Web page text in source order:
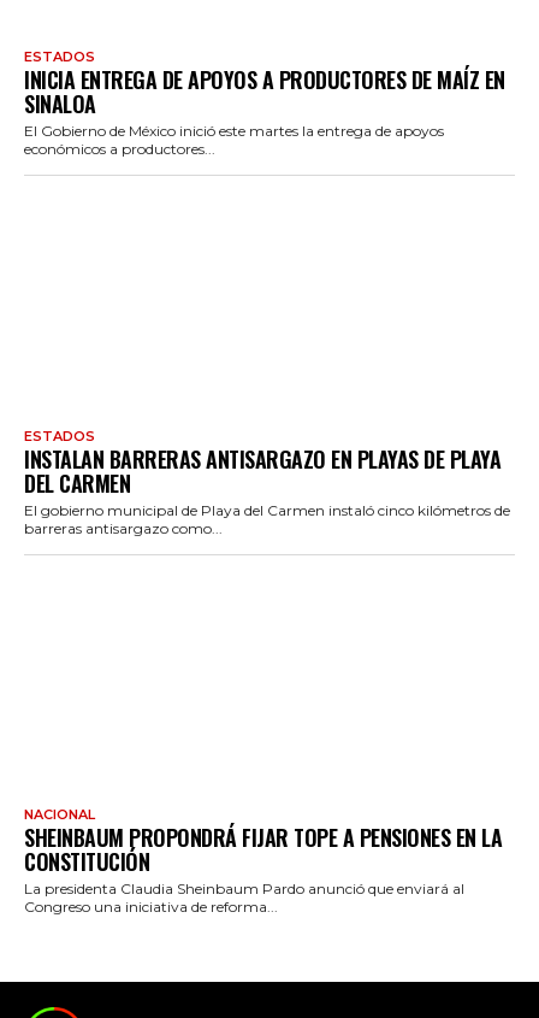
ESTADOS
INICIA ENTREGA DE APOYOS A PRODUCTORES DE MAÍZ EN
SINALOA
El Gobierno de México inició este martes la entrega de apoyos
económicos a productores...
ESTADOS
INSTALAN BARRERAS ANTISARGAZO EN PLAYAS DE PLAYA
DEL CARMEN
El gobierno municipal de Playa del Carmen instaló cinco kilómetros de
barreras antisargazo como...
NACIONAL
SHEINBAUM PROPONDRÁ FIJAR TOPE A PENSIONES EN LA
CONSTITUCIÓN
La presidenta Claudia Sheinbaum Pardo anunció que enviará al
Congreso una iniciativa de reforma...